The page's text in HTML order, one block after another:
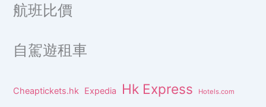
航班比價
自駕遊租車
Cheaptickets.hk Expedia Hk Express Hotels.com